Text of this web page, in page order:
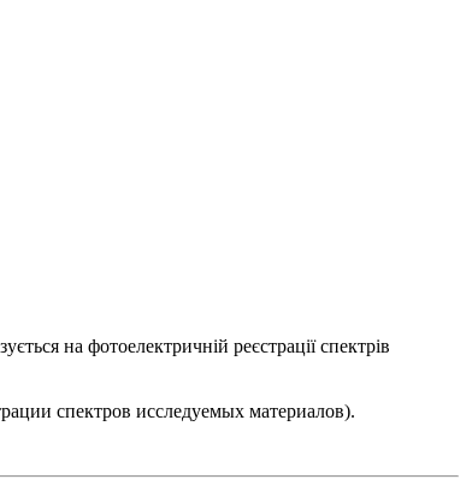
на фотоелектричній реєстрації спектрів
спектров исследуемых материалов).